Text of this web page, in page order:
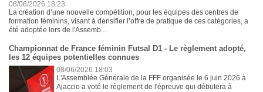
08/06/2026 18:23
La création d’une nouvelle compétition, pour les équipes des centres de
formation féminins, visant à densifier l’offre de pratique de ces catégories, a
été adoptée lors de l'Assemb...
Championnat de France féminin Futsal D1 - Le règlement adopté,
les 12 équipes potentielles connues
08/06/2026 18:03
L'Assemblée Générale de la FFF organisée le 6 juin 2026 à
Ajaccio a voté le règlement de l'épreuve qui débutera à